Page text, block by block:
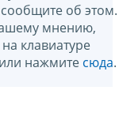
об этом.
мнению,
клавиатуре
нажмите сюда.